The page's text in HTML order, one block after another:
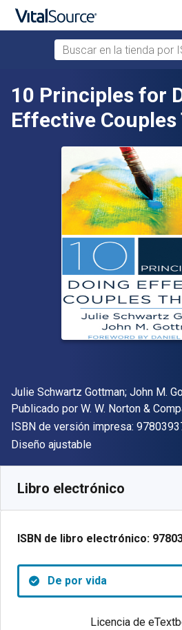
Saltar al contenido principal
Buscar en la tienda por
10 Principles for
Effective Couples
Autor(es)
Julie Schwartz Gottman; John M.
Editor
Publicado por W. W. Norton &
ISBN de versión impresa:
Formato
Diseño ajustable
Libro electrónico
ISBN de libro electrónico:
De por vida
Licencia de